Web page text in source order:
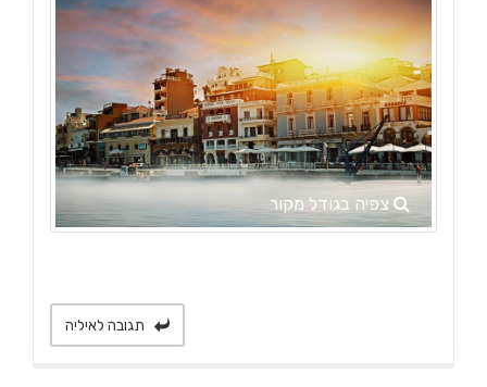
תגובה לאיליה
צפיה בגודל מקור